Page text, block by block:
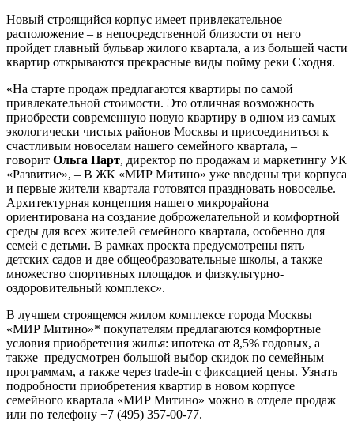
Новый строящийся корпус имеет привлекательное
расположение – в непосредственной близости от него
пройдет главный бульвар жилого квартала, а из большей части
квартир открываются прекрасные виды пойму реки Сходня.
«На старте продаж предлагаются квартиры по самой
привлекательной стоимости. Это отличная возможность
приобрести современную новую квартиру в одном из самых
экологически чистых районов Москвы и присоединиться к
счастливым новоселам нашего семейного квартала, –
говорит Ольга Нарт, директор по продажам и маркетингу УК
«Развитие», – В ЖК «МИР Митино» уже введены три корпуса
и первые жители квартала готовятся праздновать новоселье.
Архитектурная концепция нашего микрорайона
ориентирована на создание доброжелательной и комфортной
среды для всех жителей семейного квартала, особенно для
семей с детьми. В рамках проекта предусмотрены пять
детских садов и две общеобразовательные школы, а также
множество спортивных площадок и физкультурно-
оздоровительный комплекс».
В лучшем строящемся жилом комплексе города Москвы
«МИР Митино»* покупателям предлагаются комфортные
условия приобретения жилья: ипотека от 8,5% годовых, а
также предусмотрен большой выбор скидок по семейным
программам, а также через trade-in с фиксацией цены. Узнать
подробности приобретения квартир в новом корпусе
семейного квартала «МИР Митино» можно в отделе продаж
или по телефону +7 (495) 357-00-77.